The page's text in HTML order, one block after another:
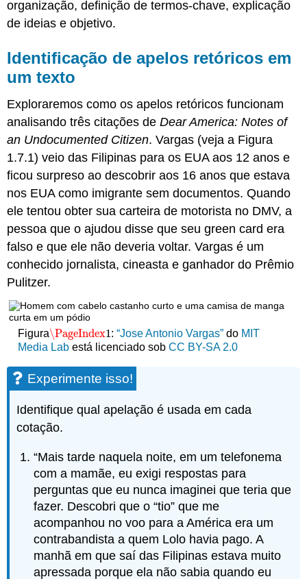
organização, definição de termos-chave, explicação
de ideias e objetivo.
Identificação de apelos retóricos em
um texto
Exploraremos como os apelos retóricos funcionam
analisando três citações deDear America: Notes of
an Undocumented Citizen. Vargas (veja a Figura
1.7.1) veio das Filipinas para os EUA aos 12 anos e
ficou surpreso ao descobrir aos 16 anos que estava
nos EUA como imigrante sem documentos. Quando
ele tentou obter sua carteira de motorista no DMV, a
pessoa que o ajudou disse que seu green card era
falso e que ele não deveria voltar. Vargas é um
conhecido jornalista, cineasta e ganhador do Prêmio
Pulitzer.
Figura\PageIndex1
\PageIndex1:“Jose Antonio Vargas” do MIT
Media Labestá licenciado sob CC BY-SA 2.0
Experimente isso!
Identifique qual apelação é usada em cada
cotação.
“Mais tarde naquela noite, em um telefonema
com a mamãe, eu exigi respostas para
perguntas que eu nunca imaginei que teria que
fazer. Descobri que o “tio” que me
acompanhou no voo para a América era um
contrabandista a quem Lolo havia pago. A
manhã em que saí das Filipinas estava muito
apressada porque ela não sabia quando eu